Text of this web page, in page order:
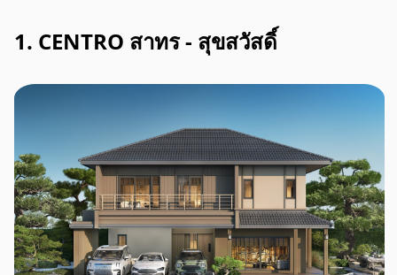
1. CENTRO สาทร - สุขสวัสดิ์